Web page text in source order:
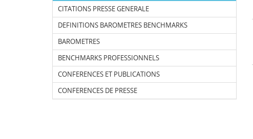
CITATIONS PRESSE GENERALE
DEFINITIONS BAROMETRES BENCHMARKS
BAROMETRES
BENCHMARKS PROFESSIONNELS
CONFERENCES ET PUBLICATIONS
CONFERENCES DE PRESSE